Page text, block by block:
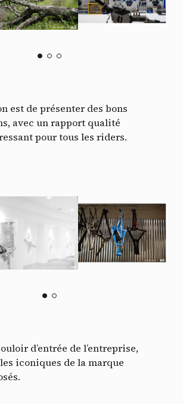
est de présenter des bons
avec un rapport qualité
pour tous les riders.
d’entrée de l’entreprise,
iconiques de la marque